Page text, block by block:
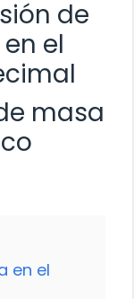
de
el
masa
en el